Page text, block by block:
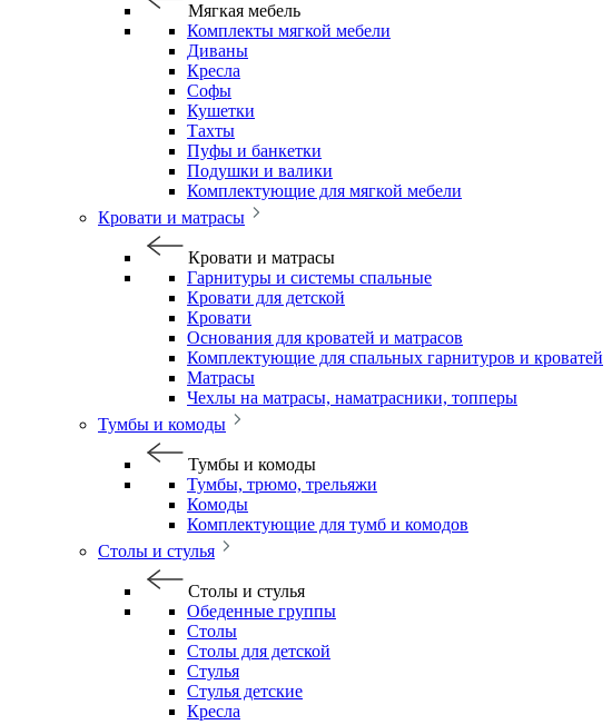
Мягкая мебель
Комплекты мягкой мебели
Диваны
Кресла
Софы
Кушетки
Тахты
Пуфы и банкетки
Подушки и валики
Комплектующие для мягкой мебели
Кровати и матрасы
Кровати и матрасы
Гарнитуры и системы спальные
Кровати для детской
Кровати
Основания для кроватей и матрасов
Комплектующие для спальных гарнитуров и кроватей
Матрасы
Чехлы на матрасы, наматрасники, топперы
Тумбы и комоды
Тумбы и комоды
Тумбы, трюмо, трельяжи
Комоды
Комплектующие для тумб и комодов
Столы и стулья
Столы и стулья
Обеденные группы
Столы
Столы для детской
Стулья
Стулья детские
Кресла